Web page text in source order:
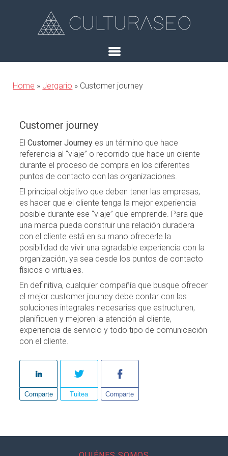
Home » Jergario » Customer journey
Customer journey
ElCustomer Journey es un término que hace
referencia al “viaje” o recorrido que hace un cliente
durante el proceso de compra en los diferentes
puntos de contacto con las organizaciones.
El principal objetivo que deben tener las empresas,
es hacer que el cliente tenga la mejor experiencia
posible durante ese “viaje” que emprende. Para que
una marca pueda construir una relación duradera
con el cliente está en su mano ofrecerle la
posibilidad de vivir una agradable experiencia con la
organización, ya sea desde los puntos de contacto
físicos o virtuales.
En definitiva, cualquier compañía que busque ofrecer
el mejor customer journey debe contar con las
soluciones integrales necesarias que estructuren,
planifiquen y mejoren la atención al cliente,
experiencia de servicio y todo tipo de comunicación
con el cliente.
Comparte Tuitea Comparte